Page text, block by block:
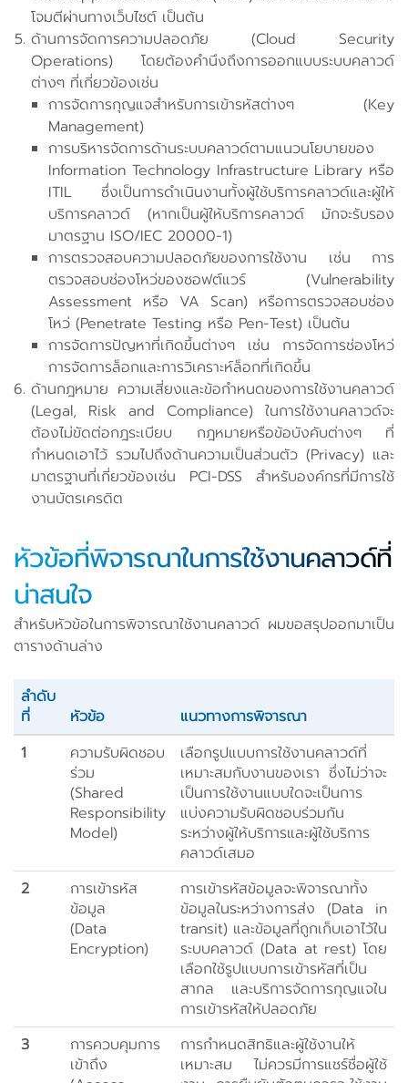
โจมตีผ่านทางเว็บไซต์ เป็นต้น
ด้านการจัดการความปลอดภัย (Cloud Security
Operations) โดยต้องคำนึงถึงการออกแบบระบบคลาวด์
ต่างๆ ที่เกี่ยวข้องเช่น
การจัดการกุญแจสำหรับการเข้ารหัสต่างๆ (Key
Management)
การบริหารจัดการด้านระบบคลาวด์ตามแนวนโยบายของ
Information Technology Infrastructure Library หรือ
ITIL ซึ่งเป็นการดำเนินงานทั้งผู้ใช้บริการคลาวด์และผู้ให้
บริการคลาวด์ (หากเป็นผู้ให้บริการคลาวด์ มักจะรับรอง
มาตรฐาน ISO/IEC 20000-1)
การตรวจสอบความปลอดภัยของการใช้งาน เช่น การ
ตรวจสอบช่องโหว่ของซอฟต์แวร์ (Vulnerability
Assessment หรือ VA Scan) หรือการตรวจสอบช่อง
โหว่ (Penetrate Testing หรือ Pen-Test) เป็นต้น
การจัดการปัญหาที่เกิดขึ้นต่างๆ เช่น การจัดการช่องโหว่
การจัดการล็อกและการวิเคราะห์ล็อกที่เกิดขึ้น
ด้านกฎหมาย ความเสี่ยงและข้อกำหนดของการใช้งานคลาวด์
(Legal, Risk and Compliance) ในการใช้งานคลาวด์จะ
ต้องไม่ขัดต่อกฎระเบียบ กฎหมายหรือข้อบังคับต่างๆ ที่
กำหนดเอาไว้ รวมไปถึงด้านความเป็นส่วนตัว (Privacy) และ
มาตรฐานที่เกี่ยวข้องเช่น PCI-DSS สำหรับองค์กรที่มีการใช้
งานบัตรเครดิต
หัวข้อที่พิจารณาในการใช้งานคลาวด์ที่
น่าสนใจ
สำหรับหัวข้อในการพิจารณาใช้งานคลาวด์ ผมขอสรุปออกมาเป็น
ตารางด้านล่าง
ลำดับ
ที่
หัวข้อ
แนวทางการพิจารณา
1
ความรับผิดชอบ
ร่วม
(Shared
Responsibility
Model)
เลือกรูปแบบการใช้งานคลาวด์ที่
เหมาะสมกับงานของเรา ซึ่งไม่ว่าจะ
เป็นการใช้งานแบบใดจะเป็นการ
แบ่งความรับผิดชอบร่วมกัน
ระหว่างผู้ให้บริการและผู้ใช้บริการ
คลาวด์เสมอ
2
การเข้ารหัส
ข้อมูล
(Data
Encryption)
การเข้ารหัสข้อมูลจะพิจารณาทั้ง
ข้อมูลในระหว่างการส่ง (Data in
transit) และข้อมูลที่ถูกเก็บเอาไว้ใน
ระบบคลาวด์ (Data at rest) โดย
เลือกใช้รูปแบบการเข้ารหัสที่เป็น
สากล และบริการจัดการกุญแจใน
การเข้ารหัสให้ปลอดภัย
3
การควบคุมการ
เข้าถึง
การกำหนดสิทธิและผู้ใช้งานให้
เหมาะสม ไม่ควรมีการแชร์ชื่อผู้ใช้